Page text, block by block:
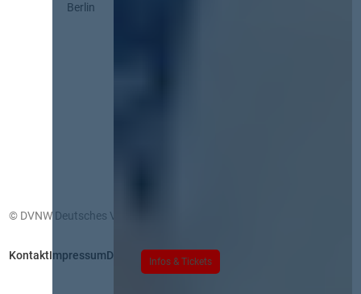
Infos & Tickets
Berlin
© DVNW Deutsches Vergabenetzwerk GmbH
KontaktImpressumDatenschutz